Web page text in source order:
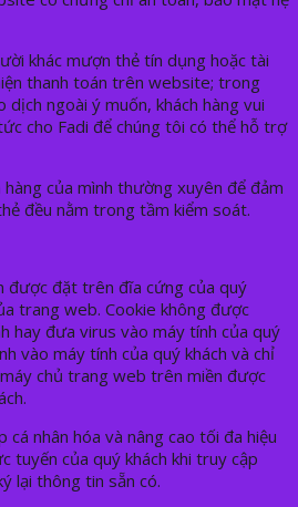
khác mượn thẻ tín dụng hoặc tài
thanh toán trên website; trong
ngoài ý muốn, khách hàng vui
cho Fadi để chúng tôi có thể hỗ trợ
của mình thường xuyên để đảm
đều nằm trong tầm kiểm soát.
được đặt trên đĩa cứng của quý
trang web. Cookie không được
hay đưa virus vào máy tính của quý
vào máy tính của quý khách và chỉ
chủ trang web trên miền được
cá nhân hóa và nâng cao tối đa hiệu
tuyến của quý khách khi truy cập
lại thông tin sẵn có.